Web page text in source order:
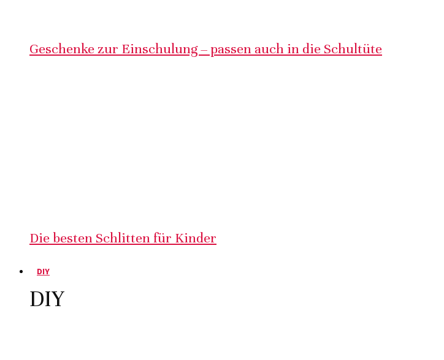
Geschenke zur Einschulung – passen auch in die Schultüte
Die besten Schlitten für Kinder
DIY
DIY